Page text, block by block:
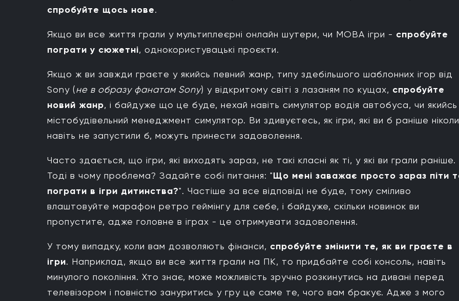
спробуйте щось нове.
Якщо ви все життя грали у мультиплеєрні онлайн шутери, чи MOBA ігри - спробуйте
пограти у сюжетні, однокористувацькі проєкти.
Якщо ж ви завжди граєте у якийсь певний жанр, типу здебільшого шаблонних ігор від
Sony (не в образу фанатам Sony) у відкритому світі з лазаням по кущах, спробуйте
новий жанр, і байдуже що це буде, нехай навіть симулятор водія автобуса, чи якийсь
містобудівельний менеджмент симулятор. Ви здивуєтесь, як ігри, які ви б раніше ніколи
навіть не запустили б, можуть принести задоволення.
Часто здається, що ігри, які виходять зараз, не такі класні як ті, у які ви грали раніше.
Тоді в чому проблема? Задайте собі питання: "Що мені заважає просто зараз піти
пограти в ігри дитинства?". Частіше за все відповіді не буде, тому сміливо
влаштовуйте марафон ретро геймінгу для себе, і байдуже, скільки новинок ви
пропустите, адже головне в іграх - це отримувати задоволення.
У тому випадку, коли вам дозволяють фінанси, спробуйте змінити те, як ви граєте в
ігри. Наприклад, якщо ви все життя грали на ПК, то придбайте собі консоль, навіть
минулого покоління. Хто знає, може можливість зручно розкинутись на дивані перед
телевізором і повністю зануритись у гру це саме те, чого вам бракує. Адже з мого